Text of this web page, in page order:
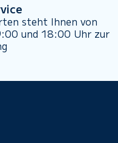
steht Ihnen von
und 18:00 Uhr zur